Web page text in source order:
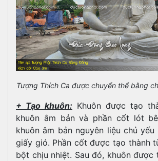
Tượng Thích Ca được chuyển thể bằng
+ Tạo khuôn: Khuôn được tạo
khuôn âm bản và phần cốt lót
khuôn âm bản nguyên liệu chủ
giấy gió. Phần cốt được tạo thành
bột chịu nhiệt. Sau đó, khuôn được